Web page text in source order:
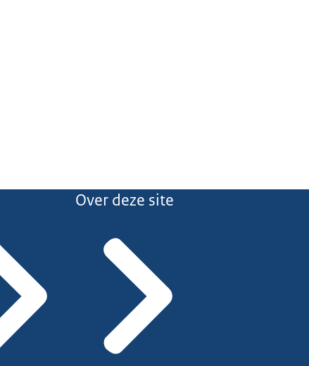
Over deze site